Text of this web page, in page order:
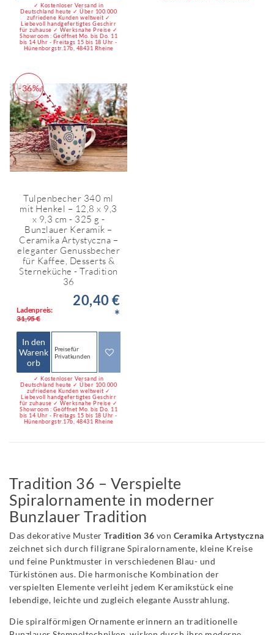
✓ Kostenloser Versand in
Deutschland heute ✓ Über 100.000
zufriedene Kunden weltweit ✓
Liebevoll handgefertigtes Geschirr
für zuhause ✓ Werksnahe Preise ✓
Showroom : Geöffnet Mo. bis Do. 11
bis 14 Uhr - Freitags 15 bis 18 Uhr -
Hünenborgstr.17b, 48431 Rheine
-36%
Tulpenbecher 340 ml
mit Henkel – 12,8 x 9,3
x 9,3 cm - 325 g -
Bunzlauer Keramik –
Ceramika Artystyczna –
eleganter Genussbecher
für Kaffee, Desserts &
Sterneküche - Tradition
36
Ladenpreis:
31,95 €
20,40 €
*
In den
Warenk
orb
Preise für
Privatkunden
✓ Kostenloser Versand in
Deutschland heute ✓ Über 100.000
zufriedene Kunden weltweit ✓
Liebevoll handgefertigtes Geschirr
für zuhause ✓ Werksnahe Preise ✓
Showroom : Geöffnet Mo. bis Do. 11
bis 14 Uhr - Freitags 15 bis 18 Uhr -
Hünenborgstr.17b, 48431 Rheine
Tradition 36 – Verspielte
Spiralornamente in moderner
Bunzlauer Tradition
Das dekorative Muster Tradition 36 von Ceramika Artystyczna
zeichnet sich durch filigrane Spiralornamente, kleine Kreise
und feine Punktmuster in verschiedenen Blau- und
Türkistönen aus. Die harmonische Kombination der
verspielten Elemente verleiht jedem Keramikstück eine
lebendige, leichte und zugleich elegante Ausstrahlung.
Die spiralförmigen Ornamente erinnern an traditionelle